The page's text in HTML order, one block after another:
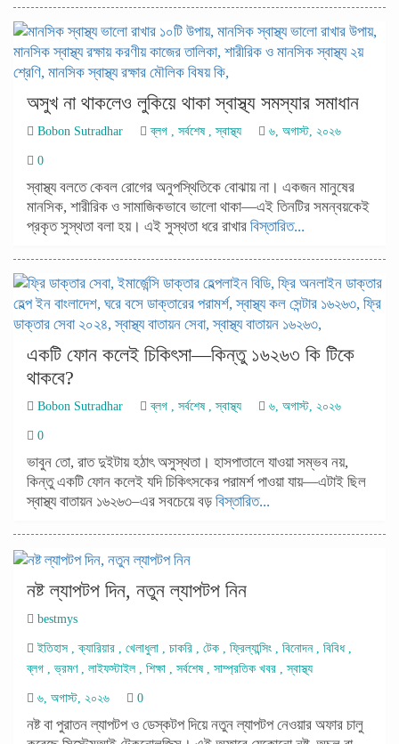
অসুখ না থাকলেও লুকিয়ে থাকা স্বাস্থ্য সমস্যার সমাধান
Bobon Sutradhar ব্লগ , সর্বশেষ,স্বাস্থ্য ৬, অগাস্ট, ২০২৬
0
স্বাস্থ্য বলতে কেবল রোগের অনুপস্থিতিকে বোঝায় না। একজন মানুষের
মানসিক, শারীরিক ও সামাজিকভাবে ভালো থাকা—এই তিনটির সমন্বয়কেই
প্রকৃত সুস্থতা বলা হয়। এই সুস্থতা ধরে রাখার বিস্তারিত...
একটি ফোন কলেই চিকিৎসা—কিন্তু ১৬২৬৩ কি টিকে
থাকবে?
Bobon Sutradhar ব্লগ , সর্বশেষ,স্বাস্থ্য ৬, অগাস্ট, ২০২৬
0
ভাবুন তো, রাত দুইটায় হঠাৎ অসুস্থতা। হাসপাতালে যাওয়া সম্ভব নয়,
কিন্তু একটি ফোন কলেই যদি চিকিৎসকের পরামর্শ পাওয়া যায়—এটাই ছিল
স্বাস্থ্য বাতায়ন ১৬২৬৩–এর সবচেয়ে বড় বিস্তারিত...
নষ্ট ল্যাপটপ দিন, নতুন ল্যাপটপ নিন
bestmys
ইতিহাস ,ক্যারিয়ার খেলাধুলা চাকরি টেক ফ্রিল্যান্সিং বিনোদন, বিবিধ,
ব্লগ ,ভ্রমণ, লাইফস্টাইল শিক্ষা সর্বশেষ, সাম্প্রতিক খবর ,স্বাস্থ্য
৬, অগাস্ট, ২০২৬ 0
নষ্ট বা পুরাতন ল্যাপটপ ও ডেস্কটপ দিয়ে নতুন ল্যাপটপ নেওয়ার অফার চালু